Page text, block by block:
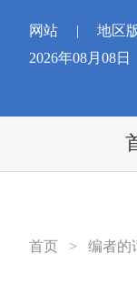
网站 |
地区
2026年08月08日
首页 > 编者的